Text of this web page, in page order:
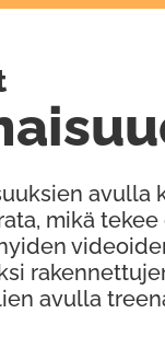
avulla
mikä
avulla